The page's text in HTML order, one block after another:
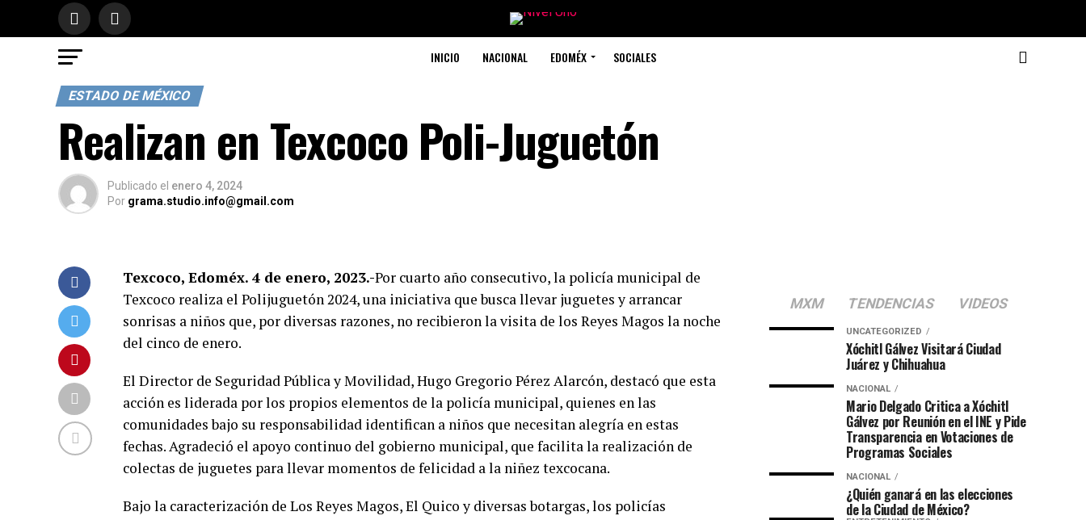
INICIO NACIONAL EDOMÉX SOCIALES
ESTADO DE MÉXICO
Realizan en Texcoco Poli-Juguetón
Publicado el enero 4, 2024
Por grama.studio.info@gmail.com
Texcoco, Edoméx. 4 de enero, 2023.-Por cuarto año consecutivo, la policía municipal de
Texcoco realiza el Polijuguetón 2024, una iniciativa que busca llevar juguetes y arrancar
sonrisas a niños que, por diversas razones, no recibieron la visita de los Reyes Magos la noche
del cinco de enero.
El Director de Seguridad Pública y Movilidad, Hugo Gregorio Pérez Alarcón, destacó que esta
acción es liderada por los propios elementos de la policía municipal, quienes en las
comunidades bajo su responsabilidad identifican a niños que necesitan alegría en estas
fechas. Agradeció el apoyo continuo del gobierno municipal, que facilita la realización de
colectas de juguetes para llevar momentos de felicidad a la niñez texcocana.
Bajo la caracterización de Los Reyes Magos, El Quico y diversas botargas, los policías
MXM TENDENCIAS VIDEOS
UNCATEGORIZED
Xóchitl Gálvez Visitará Ciudad
Juárez y Chihuahua
NACIONAL
Mario Delgado Critica a Xóchitl
Gálvez por Reunión en el INE y Pide
Transparencia en Votaciones de
Programas Sociales
NACIONAL
¿Quién ganará en las elecciones
de la Ciudad de México?